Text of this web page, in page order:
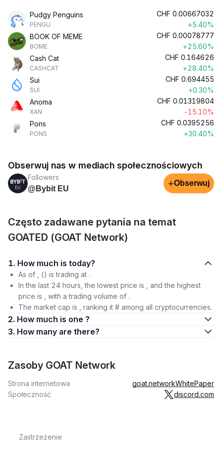
Pudgy Penguins
PENGU
CHF 0.00667032
+5.40%
BOOK OF MEME
BOME
CHF 0.00078777
+25.60%
Cash Cat
CASHCAT
CHF 0.164626
+28.40%
Sui
SUI
CHF 0.694455
+0.30%
Anoma
XAN
CHF 0.01319804
-15.10%
Pons
PONS
CHF 0.0395256
+30.40%
Obserwuj nas w mediach społecznościowych
Followers
@Bybit EU
+Obserwuj
Często zadawane pytania na temat
GOATED (GOAT Network)
1. How much is today?
As of , () is trading at .
In the last 24 hours, the lowest price is , and the highest
price is , with a trading volume of .
The market cap is , ranking it # among all cryptocurrencies.
2. How much is one ?
3. How many are there?
Zasoby GOAT Network
Strona internetowa goat.networkWhitePaper
Społeczność
discord.com
Zastrzeżenie